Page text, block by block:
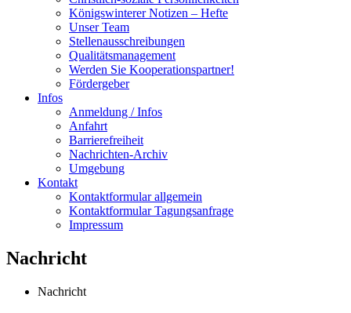
Königswinterer Notizen – Hefte
Unser Team
Stellenausschreibungen
Qualitätsmanagement
Werden Sie Kooperationspartner!
Fördergeber
Infos
Anmeldung / Infos
Anfahrt
Barrierefreiheit
Nachrichten-Archiv
Umgebung
Kontakt
Kontaktformular allgemein
Kontaktformular Tagungsanfrage
Impressum
Nachricht
Nachricht